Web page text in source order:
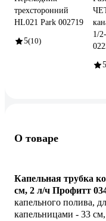
трехсторонний
HL021 Park 002719
5(10)
1/
5
О товаре
Капельная трубка
см, 2 л/ч Профитт
капельного полива,
капельницами - 33